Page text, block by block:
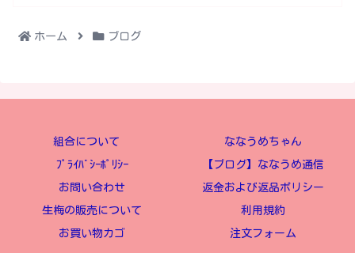
ホーム ブログ
組合について ななうめちゃん
ﾌﾟﾗｲﾊﾞｼｰﾎﾟﾘｼｰ 【ブログ】ななうめ通信
お問い合わせ 返金および返品ポリシー
生梅の販売について 利用規約
お買い物カゴ 注文フォーム